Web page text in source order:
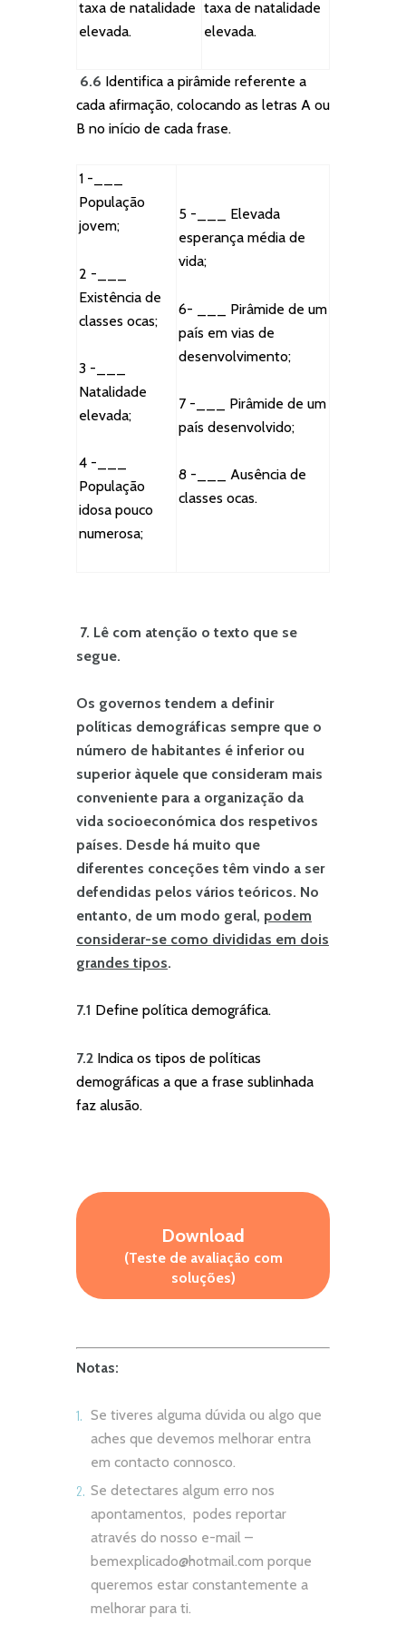
taxa de natalidade
elevada.
taxa de natalidade
elevada.
6.6 Identifica a pirâmide referente a
cada afirmação, colocando as letras A ou
B no início de cada frase.
1 -___
População
jovem;
2 -___
Existência de
classes ocas;
3 -___
Natalidade
elevada;
4 -___
População
idosa pouco
numerosa;
5 -___ Elevada
esperança média de
vida;
6- ___ Pirâmide de um
país em vias de
desenvolvimento;
7 -___ Pirâmide de um
país desenvolvido;
8 -___ Ausência de
classes ocas.
7. Lê com atenção o texto que se
segue.
Os governos tendem a definir
políticas demográficas sempre que o
número de habitantes é inferior ou
superior àquele que consideram mais
conveniente para a organização da
vida socioeconómica dos respetivos
países. Desde há muito que
diferentes conceções têm vindo a ser
defendidas pelos vários teóricos. No
entanto, de um modo geral, podem
considerar-se como divididas em dois
grandes tipos.
7.1 Define política demográfica.
7.2 Indica os tipos de políticas
demográficas a que a frase sublinhada
faz alusão.
Download
(Teste de avaliação com
soluções)
Notas:
Se tiveres alguma dúvida ou algo que
aches que devemos melhorar entra
em contacto connosco.
Se detectares algum erro nos
apontamentos, podes reportar
através do nosso e-mail –
bemexplicado@hotmail.com porque
queremos estar constantemente a
melhorar para ti.